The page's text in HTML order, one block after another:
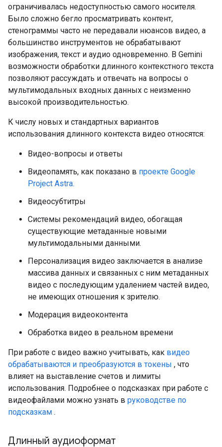
ограничивалась недоступностью самого носителя.
Было сложно бегло просматривать контент,
стенограммы часто не передавали нюансов видео, а
большинство инструментов не обрабатывают
изображения, текст и аудио одновременно. В Gemini
возможности обработки длинного контекстного текста
позволяют рассуждать и отвечать на вопросы о
мультимодальных входных данных с неизменно
высокой производительностью.
К числу новых и стандартных вариантов
использования длинного контекста видео относятся:
Видео-вопросы и ответы
Видеопамять, как показано в проекте Google
Project Astra.
Видеосубтитры
Системы рекомендаций видео, обогащая
существующие метаданные новыми
мультимодальными данными.
Персонализация видео заключается в анализе
массива данных и связанных с ним метаданных
видео с последующим удалением частей видео,
не имеющих отношения к зрителю.
Модерация видеоконтента
Обработка видео в реальном времени
При работе с видео важно учитывать, как видео
обрабатываются и преобразуются в токены , что
влияет на выставление счетов и лимиты
использования. Подробнее о подсказках при работе с
видеофайлами можно узнать в руководстве по
подсказкам .
Длинный аудиоформат